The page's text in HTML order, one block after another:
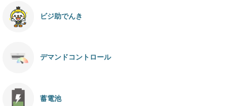
ビジ助でんき
デマンドコントロール
蓄電池